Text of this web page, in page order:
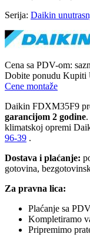
Serija: Daikin
Cena sa PDV-om:
Dobite ponudu Kupiti
Cene montaže
Daikin FDXM35F9
garancijom 2 godine
klimatskoj opremi
96-39 .
Dostava i plaćanje:
gotovina,
Za pravna lica:
Plaćanje sa
Kompletiramo
Pripremimo